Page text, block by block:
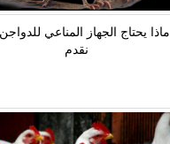
ماذا يحتاج الجهاز المناعي
نقدم